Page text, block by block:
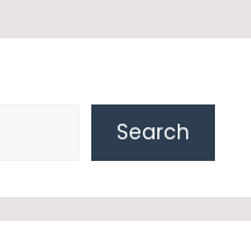
Search